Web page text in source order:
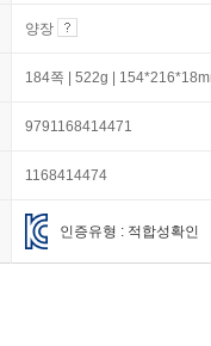
양장
184쪽 | 522g |
9791168414471
1168414474
인증유형 : 적합성확인